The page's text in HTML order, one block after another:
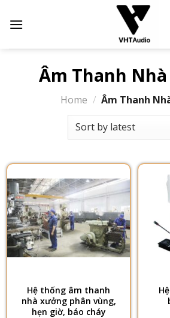
Âm Thanh
Home / Âm Thanh
Hệ thống âm thanh
nhà xưởng phân vùng,
hẹn giờ, báo cháy